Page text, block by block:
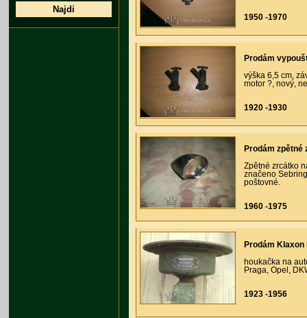
1950 -1970
Prodám
výška 6,5 cm,
motor ?, nový,
1920 -1930
Prodám zpětné
Zpětné zrcátko
značeno
poštovné.
1960 -1975
Prodám
houkačka na
Praga, Opel,
1923 -1956
Najdi